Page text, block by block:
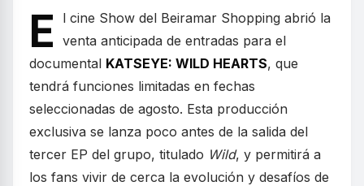
E
l cine Show del Beiramar Shopping abrió la
venta anticipada de entradas para el
documental KATSEYE: WILD HEARTS, que
tendrá funciones limitadas en fechas
seleccionadas de agosto. Esta producción
exclusiva se lanza poco antes de la salida del
tercer EP del grupo, titulado Wild, y permitirá a
los fans vivir de cerca la evolución y desafíos de